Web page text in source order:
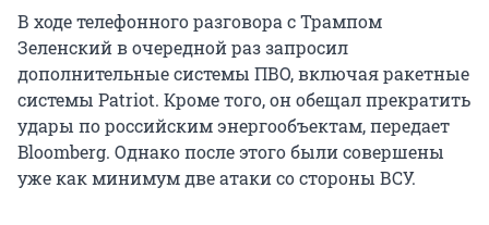
В ходе телефонного разговора с Трампом
Зеленский в очередной раз запросил
дополнительные системы ПВО, включая ракетные
системы Patriot. Кроме того, он обещал прекратить
удары по российским энергообъектам, передает
Bloomberg. Однако после этого были совершены
уже как минимум две атаки со стороны ВСУ.